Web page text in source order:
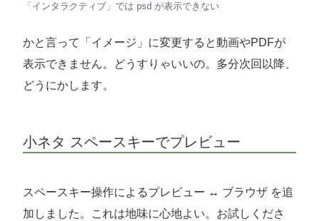
「インタラクティブ」では psd が表示できない
かと言って「イメージ」に変更すると動画やPDFが
表示できません。どうすりゃいいの。多分次回以降、
どうにかします。
小ネタ スペースキーでプレビュー
スペースキー操作によるプレビュー ↔ ブラウザ を追
加しました。これは地味に心地よい。お試しくださ